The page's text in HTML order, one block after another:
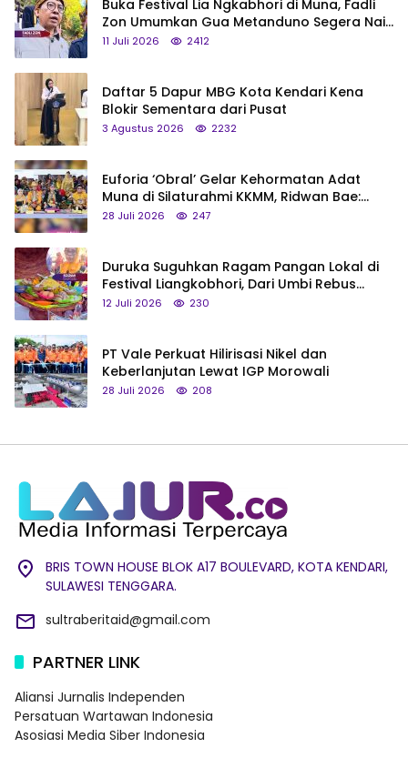
Buka Festival Lia Ngkabhori di Muna, Fadli
Zon Umumkan Gua Metanduno Segera Naik
Status Jadi Cagar Budaya Nasional
11 Juli 2026 2412
Daftar 5 Dapur MBG Kota Kendari Kena
Blokir Sementara dari Pusat
3 Agustus 2026 2232
Euforia ‘Obral’ Gelar Kehormatan Adat
Muna di Silaturahmi KKMM, Ridwan Bae:
Saya Bukan Tipe Begitu, Belum Pantas!
28 Juli 2026 247
Duruka Suguhkan Ragam Pangan Lokal di
Festival Liangkobhori, Dari Umbi Rebus
hingga Tumpeng Beras Muna
12 Juli 2026 230
PT Vale Perkuat Hilirisasi Nikel dan
Keberlanjutan Lewat IGP Morowali
28 Juli 2026 208
BRIS TOWN HOUSE BLOK A17 BOULEVARD, KOTA KENDARI,
SULAWESI TENGGARA.
sultraberitaid@gmail.com
PARTNER LINK
Aliansi Jurnalis Independen
Persatuan Wartawan Indonesia
Asosiasi Media Siber Indonesia